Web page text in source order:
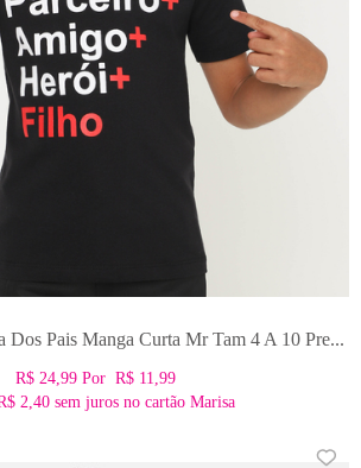
Dos Pais Manga Curta Mr Tam 4 A 10 Pre...
R$ 24,99 Por R$ 11,99
2,40 sem juros no cartão Marisa